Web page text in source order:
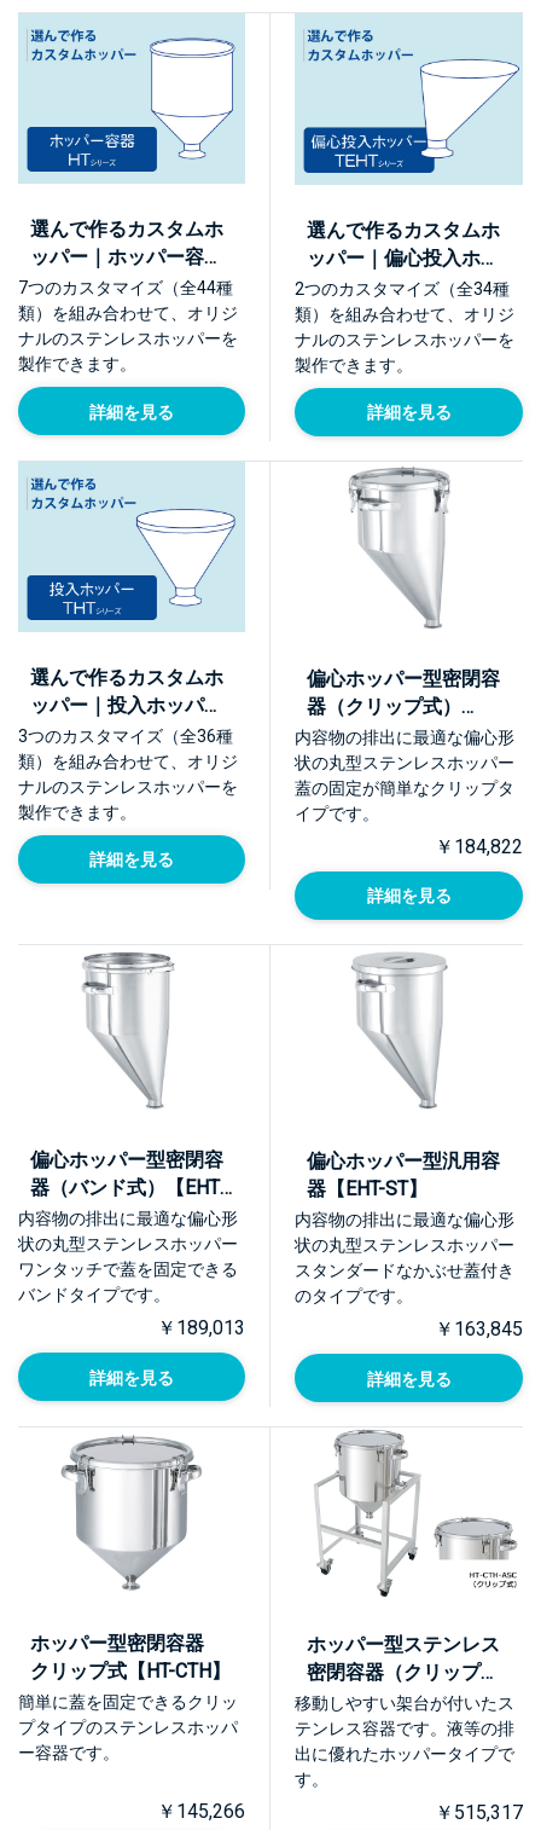
選んで作るカスタムホ
ッパー｜ホッパー容器
HTシリーズ
7つのカスタマイズ（全44種
類）を組み合わせて、オリジ
ナルのステンレスホッパーを
製作できます。
詳細を見る
選んで作るカスタムホ
ッパー｜偏心投入ホッ
パー TEHTシリーズ
2つのカスタマイズ（全34種
類）を組み合わせて、オリジ
ナルのステンレスホッパーを
製作できます。
詳細を見る
選んで作るカスタムホ
ッパー｜投入ホッパー
THTシリーズ
3つのカスタマイズ（全36種
類）を組み合わせて、オリジ
ナルのステンレスホッパーを
製作できます。
詳細を見る
偏心ホッパー型密閉容
器（クリップ式）
【EHT-CTH】
内容物の排出に最適な偏心形
状の丸型ステンレスホッパー
蓋の固定が簡単なクリップタ
イプです。
￥184,822
詳細を見る
偏心ホッパー型密閉容
器（バンド式）【EHT-
CTL】
内容物の排出に最適な偏心形
状の丸型ステンレスホッパー
ワンタッチで蓋を固定できる
バンドタイプです。
￥189,013
詳細を見る
偏心ホッパー型汎用容
器【EHT-ST】
内容物の排出に最適な偏心形
状の丸型ステンレスホッパー
スタンダードなかぶせ蓋付き
のタイプです。
￥163,845
詳細を見る
ホッパー型密閉容器
クリップ式【HT-CTH】
簡単に蓋を固定できるクリッ
プタイプのステンレスホッパ
ー容器です。
￥145,266
ホッパー型ステンレス
密閉容器（クリップ
式） 架台付【HT-CTH-
ASC】
移動しやすい架台が付いたス
テンレス容器です。液等の排
出に優れたホッパータイプで
す。
￥515,317